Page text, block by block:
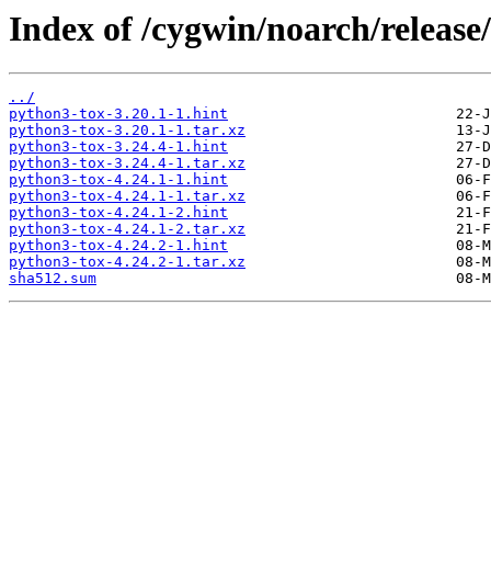
Index of /cygwin/noarch/
../
python3-tox-3.20.1-1.hint
python3-tox-3.20.1-1.tar.xz
python3-tox-3.24.4-1.hint
python3-tox-3.24.4-1.tar.xz
python3-tox-4.24.1-1.hint
python3-tox-4.24.1-1.tar.xz
python3-tox-4.24.1-2.hint
python3-tox-4.24.1-2.tar.xz
python3-tox-4.24.2-1.hint
python3-tox-4.24.2-1.tar.xz
sha512.sum